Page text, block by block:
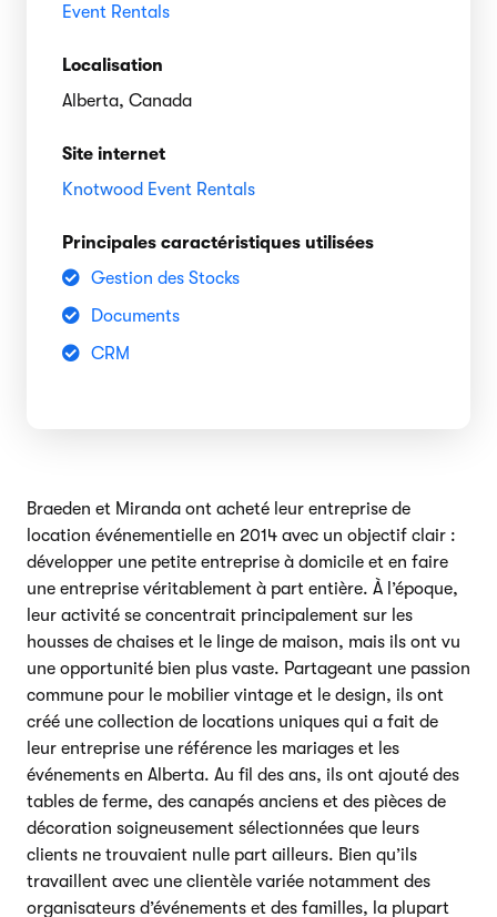
Event Rentals
Localisation
Alberta, Canada
Site internet
Knotwood Event Rentals
Principales caractéristiques utilisées
Gestion des Stocks
Documents
CRM
Braeden et Miranda ont acheté leur entreprise de
location événementielle en 2014 avec un objectif clair :
développer une petite entreprise à domicile et en faire
une entreprise véritablement à part entière. À l’époque,
leur activité se concentrait principalement sur les
housses de chaises et le linge de maison, mais ils ont vu
une opportunité bien plus vaste. Partageant une passion
commune pour le mobilier vintage et le design, ils ont
créé une collection de locations uniques qui a fait de
leur entreprise une référence les mariages et les
événements en Alberta. Au fil des ans, ils ont ajouté des
tables de ferme, des canapés anciens et des pièces de
décoration soigneusement sélectionnées que leurs
clients ne trouvaient nulle part ailleurs. Bien qu’ils
travaillent avec une clientèle variée notamment des
organisateurs d’événements et des familles, la plupart